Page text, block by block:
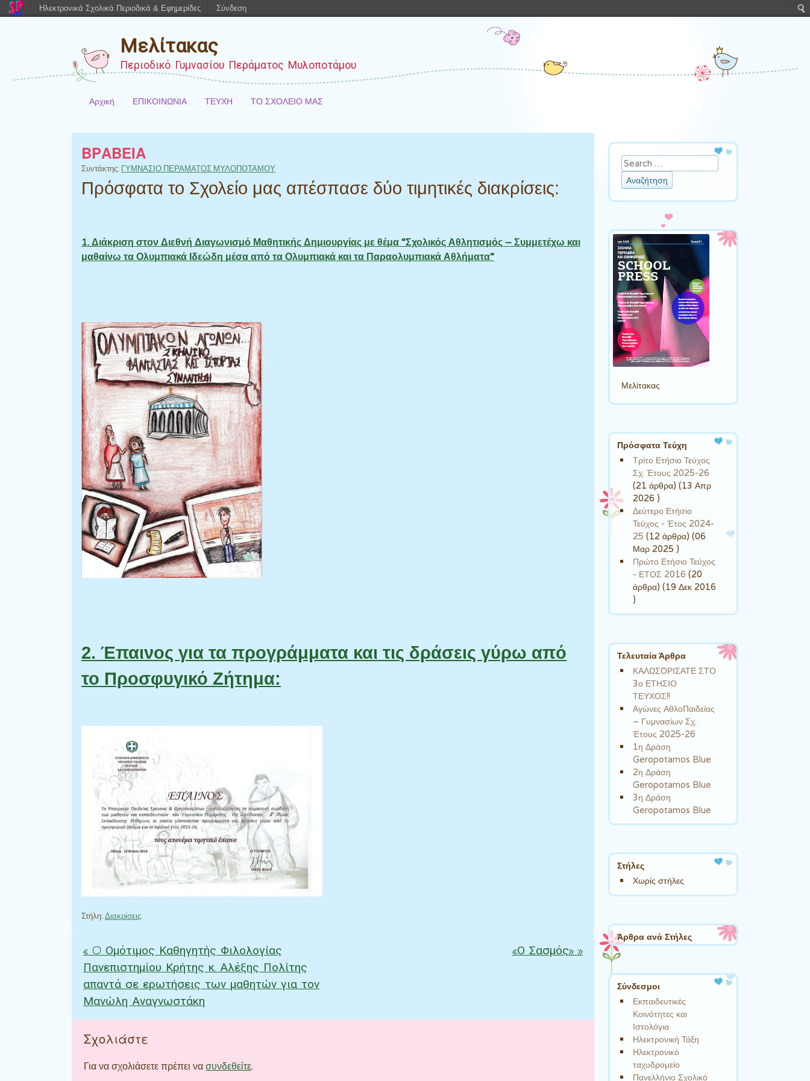
Μελίτακας
Περιοδικό Γυμνασίου Περάματος Μυλοποτάμου
Αρχική ΕΠΙΚΟΙΝΩΝΙΑ ΤΕΥΧΗ ΤΟ ΣΧΟΛΕΙΟ ΜΑΣ
ΒΡΑΒΕΙΑ
Συντάκτης: ΓΥΜΝΑΣΙΟ ΠΕΡΑΜΑΤΟΣ ΜΥΛΟΠΟΤΑΜΟΥ
Πρόσφατα το Σχολείο μας απέσπασε δύο τιμητικές διακρίσεις:
1. Διάκριση στον Διεθνή Διαγωνισμό Μαθητικής Δημιουργίας με θέμα “Σχολικός Αθλητισμός – Συμμετέχω και
μαθαίνω τα Ολυμπιακά Ιδεώδη μέσα από τα Ολυμπιακά και τα Παραολυμπιακά Αθλήματα”
2. Έπαινος για τα προγράμματα και τις δράσεις γύρω από
το Προσφυγικό Ζήτημα:
Στήλη: Διακρίσεις.
Πλοήγηση άρθρων
«O Ομότιμος Καθηγητής Φιλολογίας
Πανεπιστημίου Κρήτης κ. Αλέξης Πολίτης
απαντά σε ερωτήσεις των μαθητών για τον
Μανώλη Αναγνωστάκη
«Ο Σασμός»»
Σχολιάστε
Για να σχολιάσετε πρέπει νασυνδεθείτε.
Αναζήτηση
Μελίτακας
Πρόσφατα Τεύχη
Τρίτο Ετήσιο Τεύχος
Σχ. Έτους 2025-26
(21 άρθρα) (13 Απρ
2026 )
Δεύτερο Ετήσιο
Τεύχος - Έτος 2024-
25 (12 άρθρα) (06
Μαρ 2025 )
Πρώτο Ετήσιο Τεύχος
- ΕΤΟΣ 2016 (20
άρθρα) (19 Δεκ 2016
)
Τελευταία Άρθρα
ΚΑΛΩΣΟΡΙΣΑΤΕ ΣΤΟ
3ο ΕΤΗΣΙΟ
ΤΕΥΧΟΣ!!
Αγώνες ΑθλοΠαιδείας
– Γυμνασίων Σχ.
Έτους 2025-26
1η Δράση
Geropotamos Blue
2η Δράση
Geropotamos Blue
3η Δράση
Geropotamos Blue
Στήλες
Χωρίς στήλες
Άρθρα ανά Στήλες
Σύνδεσμοι
Εκπαιδευτικές
Κοινότητες και
Ιστολόγια
Ηλεκτρονική Τάξη
Ηλεκτρονικό
ταχυδρομείο
Πανελλήνιο Σχολικό
Ηλεκτρονικά Σχολικά Περιοδικά & Εφημερίδες Σύνδεση